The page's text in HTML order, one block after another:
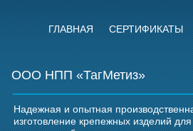
ГЛАВНАЯ СЕРТИФИКАТЫ
ООО НПП «ТагМетиз»
Надежная и опытная
изготовление крепежных изделий